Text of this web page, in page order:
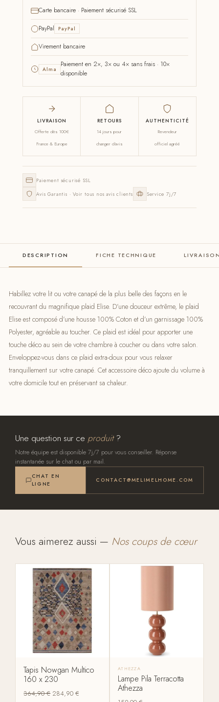
Carte bancaire · Paiement sécurisé SSL
PayPal PayPal
Virement bancaire
Alma
Paiement en 2×, 3× ou 4× sans frais · 10×
disponible
LIVRAISON
Offerte dès 100€
France & Europe
RETOURS
14 jours pour
changer d'avis
AUTHENTICITÉ
Revendeur
officiel agréé
Paiement sécurisé SSL
Avis Garantis · Voir tous nos avis clients
Service 7j/7
DESCRIPTION FICHE TECHNIQUE
Habillez votre lit ou votre canapé de la plus belle des façons en le
recouvrant du magnifique plaid Elise. D’une douceur extrême, le plaid
Elise est composé d’une housse 100% Coton et d’un garnissage 100%
Polyester, agréable au toucher. Ce plaid est idéal pour apporter une
touche déco au sein de votre chambre à coucher ou dans votre salon.
Enveloppez-vous dans ce plaid extra-doux pour vous relaxer
tranquillement sur votre canapé. Cet accessoire déco ajoute du volume à
votre domicile tout en préservant sa chaleur.
Une question sur ce produit?
Notre équipe est disponible 7j/7 pour vous conseiller. Réponse
instantanée sur le chat ou par mail.
CHAT EN
LIGNE
CONTACT@MELIMELHOME.COM
Vous aimerez aussi — Nos coups de cœur
Tapis Nowgan Multico
160 x 230
364,90€ 284,90€
ATHEZZA
Lampe Pila Terracotta
Athezza